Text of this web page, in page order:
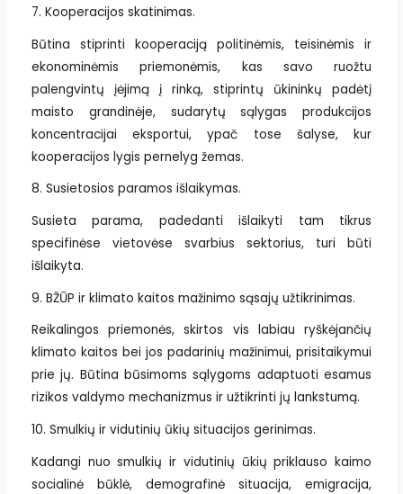
7. Kooperacijos skatinimas.
Būtina stiprinti kooperaciją politinėmis, teisinėmis ir
ekonominėmis priemonėmis, kas savo ruožtu
palengvintų įėjimą į rinką, stiprintų ūkininkų padėtį
maisto grandinėje, sudarytų sąlygas produkcijos
koncentracijai eksportui, ypač tose šalyse, kur
kooperacijos lygis pernelyg žemas.
8. Susietosios paramos išlaikymas.
Susieta parama, padedanti išlaikyti tam tikrus
specifinėse vietovėse svarbius sektorius, turi būti
išlaikyta.
9. BŽŪP ir klimato kaitos mažinimo sąsajų užtikrinimas.
Reikalingos priemonės, skirtos vis labiau ryškėjančių
klimato kaitos bei jos padarinių mažinimui, prisitaikymui
prie jų. Būtina būsimoms sąlygoms adaptuoti esamus
rizikos valdymo mechanizmus ir užtikrinti jų lankstumą.
10. Smulkių ir vidutinių ūkių situacijos gerinimas.
Kadangi nuo smulkių ir vidutinių ūkių priklauso kaimo
socialinė būklė, demografinė situacija, emigracija,